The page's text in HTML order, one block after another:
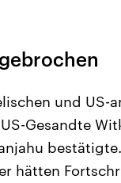
und US-
Gesandte
hätten